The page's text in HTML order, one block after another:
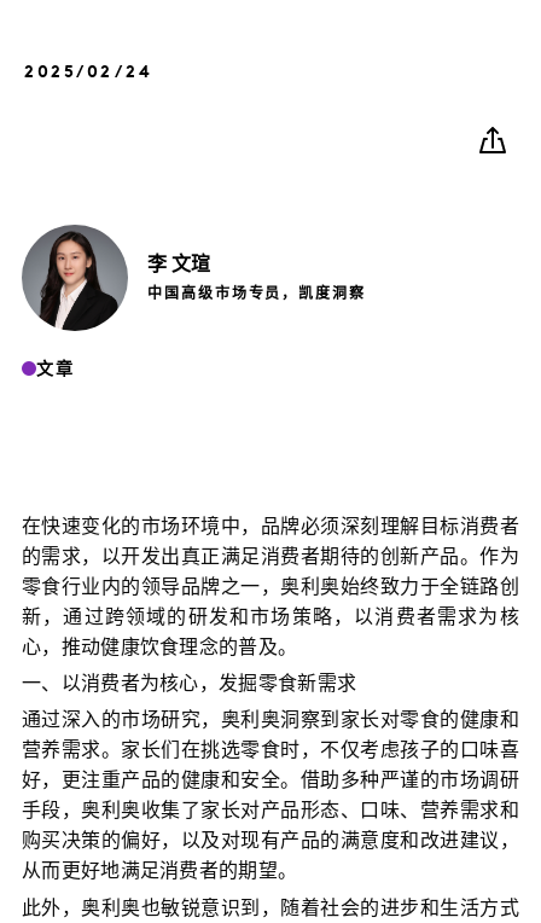
2025/02/24
李 文瑄
中国高级市场专员，凯度洞察
文章
在快速变化的市场环境中，品牌必须深刻理解目标消费者
的需求，以开发出真正满足消费者期待的创新产品。作为
零食行业内的领导品牌之一，奥利奥始终致力于全链路创
新，通过跨领域的研发和市场策略，以消费者需求为核
心，推动健康饮食理念的普及。
一、以消费者为核心，发掘零食新需求
通过深入的市场研究，奥利奥洞察到家长对零食的健康和
营养需求。家长们在挑选零食时，不仅考虑孩子的口味喜
好，更注重产品的健康和安全。借助多种严谨的市场调研
手段，奥利奥收集了家长对产品形态、口味、营养需求和
购买决策的偏好，以及对现有产品的满意度和改进建议，
从而更好地满足消费者的期望。
此外，奥利奥也敏锐意识到，随着社会的进步和生活方式